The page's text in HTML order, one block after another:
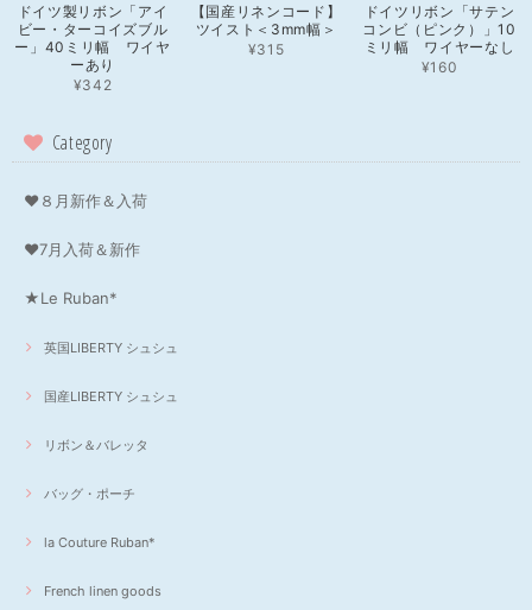
ドイツ製リボン「アイ
ビー・ターコイズブル
ー」40ミリ幅 ワイヤ
ーあり
¥342
【国産リネンコード】
ツイスト＜3mm幅＞
¥315
ドイツリボン「サテン
コンビ（ピンク）」10
ミリ幅 ワイヤーなし
¥160
Category
❤８月新作＆入荷
❤7月入荷＆新作
★Le Ruban*
英国LIBERTY シュシュ
国産LIBERTY シュシュ
リボン＆バレッタ
バッグ・ポーチ
la Couture Ruban*
French linen goods